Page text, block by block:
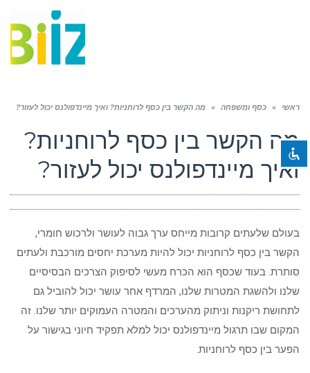
title סמן כותרות
settings צבע רקע
זום (הקטנה)
zoom_in זום (הגדלה)
add_circle_outline הגדלת גופן
spellcheck גופן קריא
brightness_high ניגודיות בהירה
brightness_low ניגודיות כהה
font_download סמן קישורים
ראשי » כסף ומשפחה » מה הקשר בין כסף לרוחניות? ואיך מיינדפולנס יכול לעזור?
מה הקשר בין כסף לרוחניות?
ואיך מיינדפולנס יכול לעזור?
בעולם שלעתים קרובות מייחס ערך גבוה לעושר ולרכוש חומרי,
הקשר בין כסף לרוחניות יכול להיות מערכת יחסים מורכבת ולעתים
סותרת. בעוד שכסף הוא הכרח מעשי לסיפוק הצרכים הבסיסיים
שלנו ולהשגת המטרות שלנו, המרדף אחר עושר יכול להוביל גם
לתחושת ריקנות וניתוק מהערכים והמטרה העמוקים יותר שלנו. זה
המקום שבו תרגול מיינדפולנס יכול למלא תפקיד חיוני בגישור על
הפער בין כסף לרוחניות.